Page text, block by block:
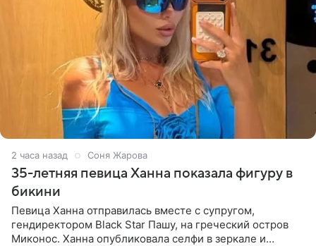
2 часа назад Соня Жарова
35-летняя певица Ханна показала фигуру в
бикини
Певица Ханна отправилась вместе с супругом,
гендиректором Black Star Пашу, на греческий остров
Миконос. Ханна опубликовала селфи в зеркале и